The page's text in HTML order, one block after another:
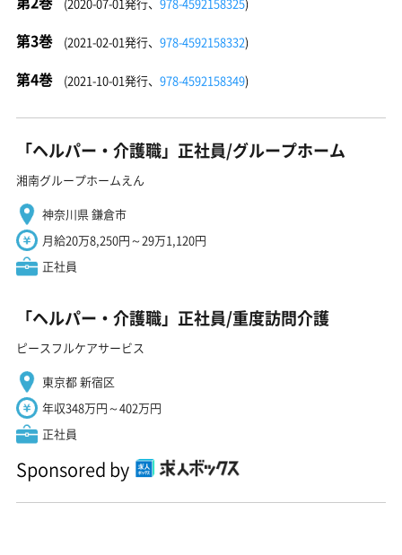
第3巻 (2021-02-01発行、 978-4592158332)
第4巻 (2021-10-01発行、 978-4592158349)
「ヘルパー・介護職」正社員/グループホーム
湘南グループホームえん
神奈川県 鎌倉市
月給20万8,250円～29万1,120円
正社員
「ヘルパー・介護職」正社員/重度訪問介護
ピースフルケアサービス
東京都 新宿区
年収348万円～402万円
正社員
Sponsored by